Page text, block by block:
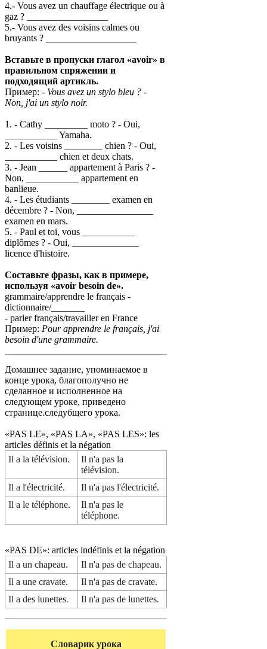
4.- Vous avez un chauffage électrique ou à
gaz ? _________________
5.- Vous avez des voisins calmes ou
bruyants ? ___________________
Вставьте в пропуски глагол «avoir» в
правильном спряжении и
подходящий артикль.
Пример: - Vous avez un stylo bleu ? -
Non, j'ai un stylo noir.
1. - Cathy _________ moto ? - Oui,
___________ Yamaha.
2. - Les voisins ________ chien ? - Oui,
___________ chien et deux chats.
3. - Jean ______ appartement à Paris ? -
Non, ___________ appartement en
banlieue.
4. - Les étudiants ________ examen en
décembre ? - Non, ________________
examen en mars.
5. - Paul et toi, vous ___________
diplômes ? - Oui, ______________
licence d'histoire.
Составьте фразы, как в примере,
используя «avoir besoin de».
grammaire/apprendre le français -
dictionnaire/_______
- parler français/travailler en France
Пример: Pour apprendre le français, j'ai
besoin d'une grammaire.
Домашнее задание, упоминаемое в
конце урока, благополучно не
сделанное и исполненное на
следующем уроке, приведено
странице.следубщего урока.
«PAS LE», «PAS LA», «PAS LES»: les
articles définis et la négation
Il a la télévision.
Il n'a pas la
télévision.
Il a l'électricité.
Il n'a pas l'électricité.
Il a le téléphone.
Il n'a pas le
téléphone.
«PAS DE»: articles indéfinis et la négation
Il a un chapeau.
Il n'a pas de chapeau.
Il a une cravate.
Il n'a pas de cravate.
Il a des lunettes.
Il n'a pas de lunettes.
Словарик урока